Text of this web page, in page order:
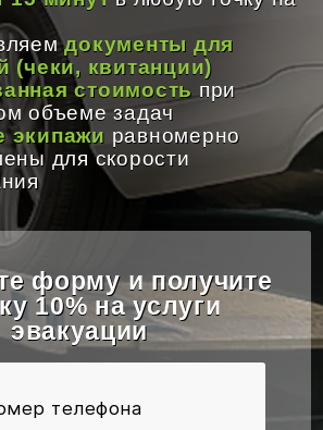
документы для
(чеки, квитанции)
стоимость при
объеме задач
экипажи равномерно
для скорости
форму и получите
10% на услуги
эвакуации